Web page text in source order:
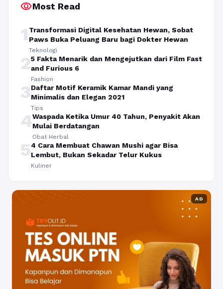
visibilityMost Read
1 Transformasi Digital Kesehatan Hewan, Sobat
Paws Buka Peluang Baru bagi Dokter Hewan
Teknologi
25 Fakta Menarik dan Mengejutkan dari Film Fast
and Furious 6
Fashion
3Daftar Motif Keramik Kamar Mandi yang
Minimalis dan Elegan 2021
Tips
4Waspada Ketika Umur 40 Tahun, Penyakit Akan
Mulai Berdatangan
Obat Herbal
54 Cara Membuat Chawan Mushi agar Bisa
Lembut, Bukan Sekadar Telur Kukus
Kuliner
AD